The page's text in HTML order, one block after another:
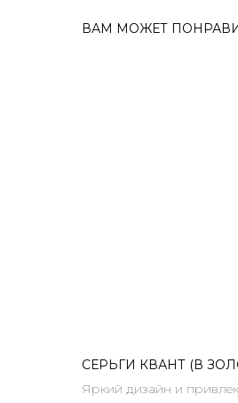
ВАМ МОЖЕТ
СЕРЬГИ КВАНТ (В
Яркий дизайн и